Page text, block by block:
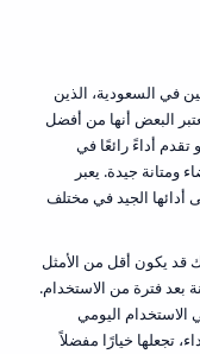
في السعودية، الذين
البعض أنها من أفضل
أداءً رائعًا في
ومتانة جيدة. يعبر
الجيد في مختلف
قد يكون أقل من الأمثل
بعد فترة من الاستخدام.
الاستخدام اليومي
تجعلها خيارًا مفضلاً